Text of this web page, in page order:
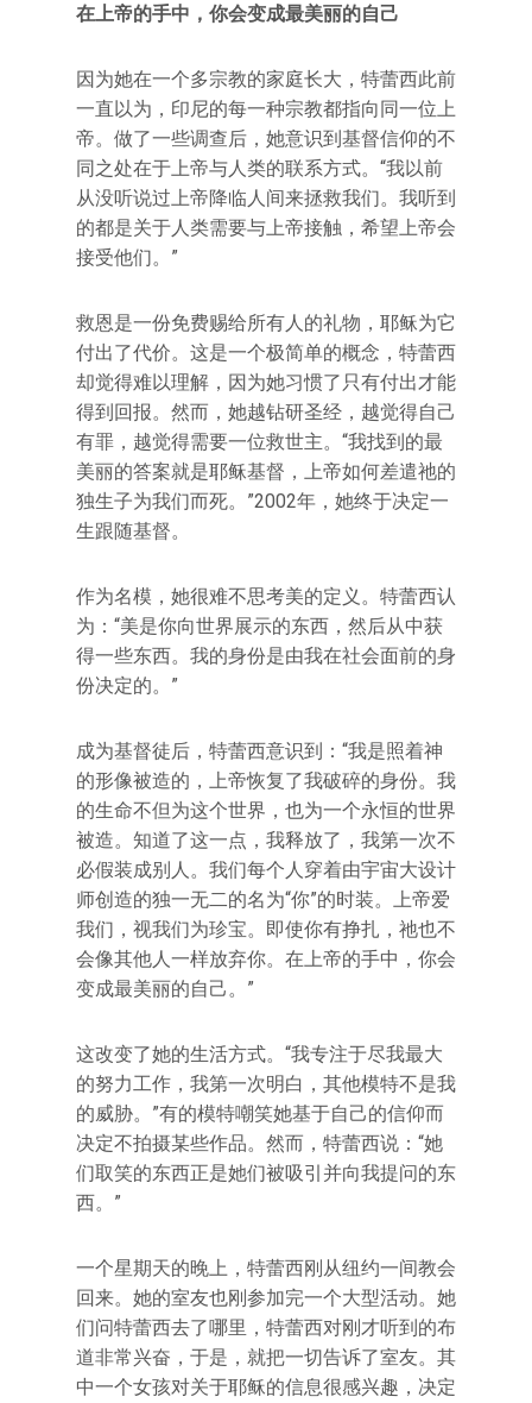
在上帝的手中，你会变成最美丽的自己
因为她在一个多宗教的家庭长大，特蕾西此前
一直以为，印尼的每一种宗教都指向同一位上
帝。做了一些调查后，她意识到基督信仰的不
同之处在于上帝与人类的联系方式。“我以前
从没听说过上帝降临人间来拯救我们。我听到
的都是关于人类需要与上帝接触，希望上帝会
接受他们。”
救恩是一份免费赐给所有人的礼物，耶稣为它
付出了代价。这是一个极简单的概念，特蕾西
却觉得难以理解，因为她习惯了只有付出才能
得到回报。然而，她越钻研圣经，越觉得自己
有罪，越觉得需要一位救世主。“我找到的最
美丽的答案就是耶稣基督，上帝如何差遣祂的
独生子为我们而死。”2002年，她终于决定一
生跟随基督。
作为名模，她很难不思考美的定义。特蕾西认
为：“美是你向世界展示的东西，然后从中获
得一些东西。我的身份是由我在社会面前的身
份决定的。”
成为基督徒后，特蕾西意识到：“我是照着神
的形像被造的，上帝恢复了我破碎的身份。我
的生命不但为这个世界，也为一个永恒的世界
被造。知道了这一点，我释放了，我第一次不
必假装成别人。我们每个人穿着由宇宙大设计
师创造的独一无二的名为“你”的时装。上帝爱
我们，视我们为珍宝。即使你有挣扎，祂也不
会像其他人一样放弃你。在上帝的手中，你会
变成最美丽的自己。”
这改变了她的生活方式。“我专注于尽我最大
的努力工作，我第一次明白，其他模特不是我
的威胁。”有的模特嘲笑她基于自己的信仰而
决定不拍摄某些作品。然而，特蕾西说：“她
们取笑的东西正是她们被吸引并向我提问的东
西。”
一个星期天的晚上，特蕾西刚从纽约一间教会
回来。她的室友也刚参加完一个大型活动。她
们问特蕾西去了哪里，特蕾西对刚才听到的布
道非常兴奋，于是，就把一切告诉了室友。其
中一个女孩对关于耶稣的信息很感兴趣，决定